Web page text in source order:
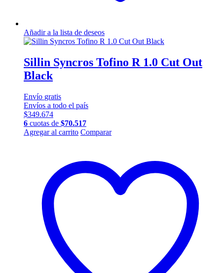
Añadir a la lista de deseos
Sillin Syncros Tofino R 1.0 Cut Out
Black
Envío gratis
Envíos a todo el país
$349.674
6 cuotas de $70.517
Agregar al carrito Comparar